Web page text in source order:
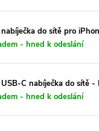
nabíječka do sítě pro
- hned k odeslání
USB-C nabíječka do sítě
- hned k odeslání